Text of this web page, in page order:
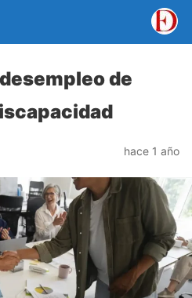
de
hace 1 año